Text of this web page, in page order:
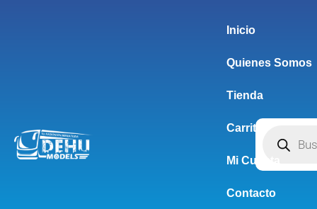
Inicio
Quienes Somos
Tienda
Carrito
Mi Cuenta
Contacto